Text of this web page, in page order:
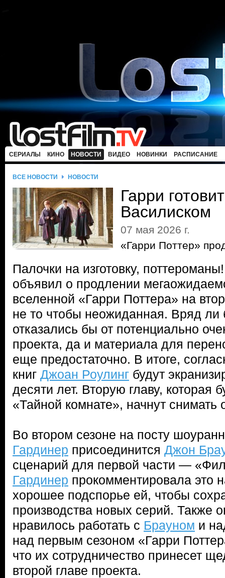
СЕРИАЛЫ КИНО НОВОСТИ ВИДЕО НОВИНКИ РАСПИСАНИЕ
ВСЕ НОВОСТИ НОВОСТИ
Гарри
Василиском
07 мая 2026 г.
«Гарри Поттер»
Палочки на изготовку,
объявил о продлении
вселенной «Гарри Поттера» на
не то чтобы неожиданная. Вряд ли
отказались бы от потенциально
проекта, да и материала для
еще предостаточно. В итоге,
книг Джоан Роулинг будут
десяти лет. Вторую главу, которая
«Тайной комнате», начнут снимать
Во втором сезоне на посту
Гардинер присоединится Джон
сценарий для первой части —
Гардинер прокомментировала это
хорошее подспорье ей, чтобы
производства новых серий. Также
нравилось работать с Брауном и
над первым сезоном «Гарри
что их сотрудничество принесет
второй главе проекта.